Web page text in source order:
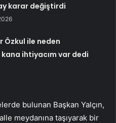
karar değiştirdi
Özkul ile neden
kana ihtiyacım var dedi
bulunan Başkan Yalçın,
meydanına taşıyarak bir